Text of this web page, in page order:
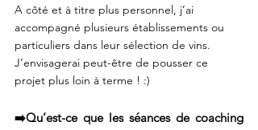
A côté et à titre plus personnel, j’ai
accompagné plusieurs établissements ou
particuliers dans leur sélection de vins.
J’envisagerai peut-être de pousser ce
projet plus loin à terme ! :)
➡️Qu’est-ce que les séances de coaching